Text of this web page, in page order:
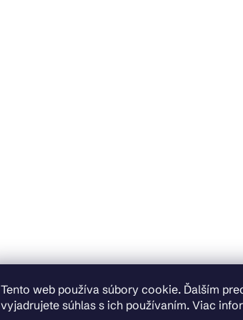
Tento web používa súbory cookie. Ďalším
vyjadrujete súhlas s ich používaním. Viac